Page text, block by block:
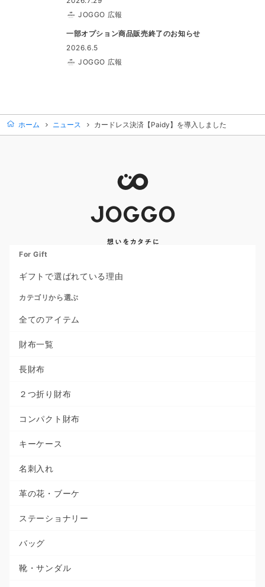
JOGGO 広報
一部オプション商品販売終了のお知らせ
2026.6.5
JOGGO 広報
ホーム ニュース カードレス決済【Paidy】を導入しました
For Gift
ギフトで選ばれている理由
カテゴリから選ぶ
全てのアイテム
財布一覧
長財布
２つ折り財布
コンパクト財布
キーケース
名刺入れ
革の花・ブーケ
ステーショナリー
バッグ
靴・サンダル